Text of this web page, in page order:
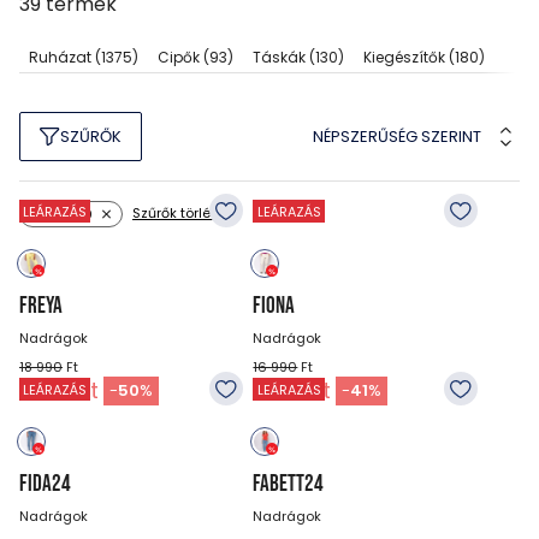
Ruházat(1375) Cipők(93) Táskák(130) Kiegészítők(180)
SZŰRŐK NÉPSZERŰSÉG SZERINT
Méret: 30 Szűrők törlése
LEÁRAZÁS
FREYA
Nadrágok
18 990 Ft
9 490Ft -50%
LEÁRAZÁS
FIONA
Nadrágok
16 990Ft
9 990Ft -41%
LEÁRAZÁS
FIDA24
Nadrágok
LEÁRAZÁS
FABETT24
Nadrágok